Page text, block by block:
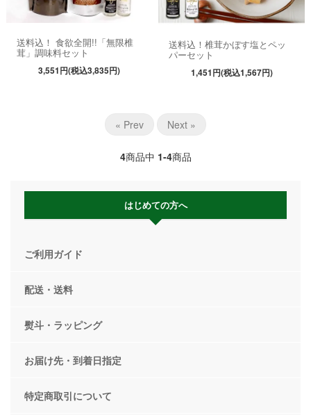
送料込！ 食欲全開!!「無限椎
茸」調味料セット
3,551円(税込3,835円)
送料込！椎茸かぼす塩とペッ
パーセット
1,451円(税込1,567円)
« Prev Next »
4商品中 1-4商品
はじめての方へ
ご利用ガイド
配送・送料
熨斗・ラッピング
お届け先・到着日指定
特定商取引について